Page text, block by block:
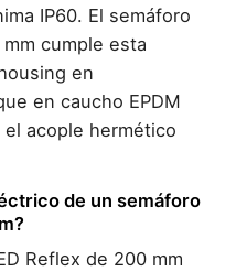
IP60. El semáforo
cumple esta
en
en caucho EPDM
acople hermético
de un semáforo
Reflex de 200 mm